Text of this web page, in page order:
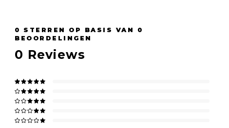
0 STERREN OP BASIS VAN 0
BEOORDELINGEN
0 Reviews